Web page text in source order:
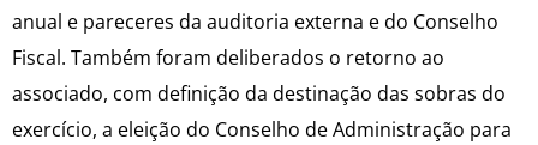
anual e pareceres da auditoria externa e do Conselho
Fiscal. Também foram deliberados o retorno ao
associado, com definição da destinação das sobras do
exercício, a eleição do Conselho de Administração para